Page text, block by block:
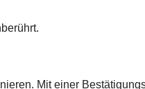
Mit einer